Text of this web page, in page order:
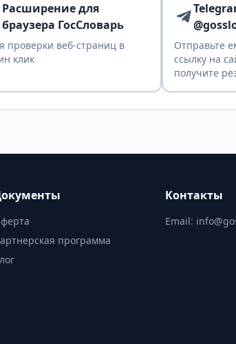
Расширение для
браузера ГосСловарь
проверки веб-страниц в
клик
Отправьте
ссылку на
получите
программа
Контакты
Email: